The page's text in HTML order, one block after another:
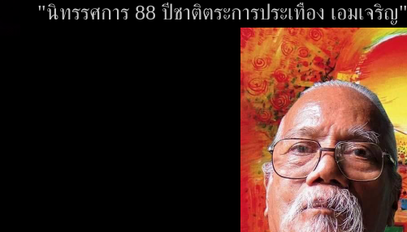
"นิทรรศการ 88 ปีชาติตระการประเทือง เอมเจริญ"